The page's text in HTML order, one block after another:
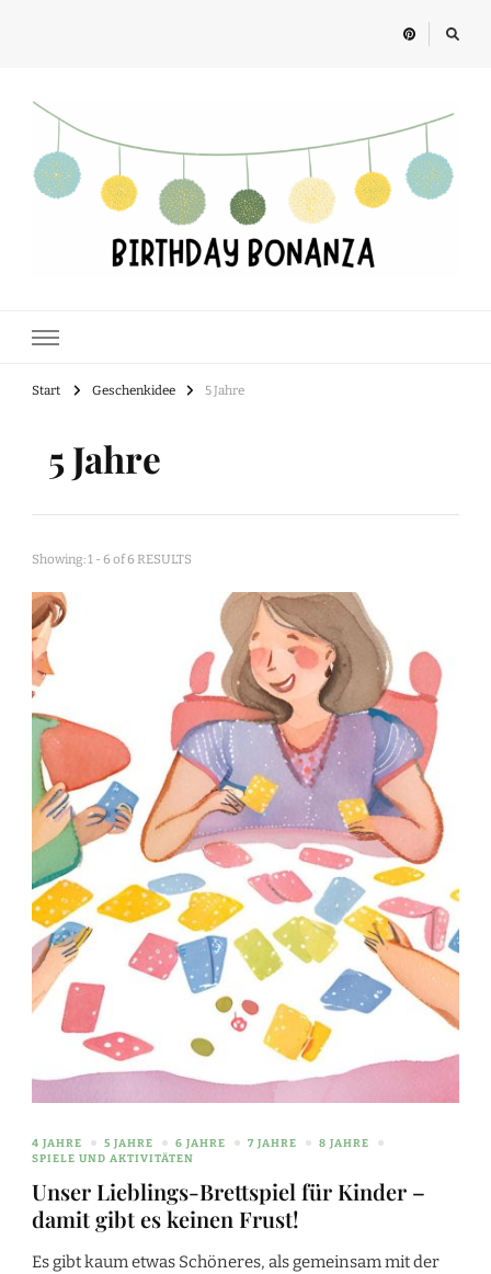
Start Geschenkidee 5 Jahre
5 Jahre
Showing: 1 - 6 of 6 RESULTS
4 JAHRE 5 JAHRE 6 JAHRE 7 JAHRE
8 JAHRE
SPIELE UND AKTIVITÄTEN
Unser Lieblings-Brettspiel für Kinder –
damit gibt es keinen Frust!
Es gibt kaum etwas Schöneres, als gemeinsam mit der